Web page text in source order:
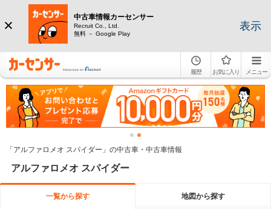
中古車情報カーセンサー
Recruit Co., Ltd.
無料 － Google Play
表示
履歴 お気に入り メニュー
「アルファロメオ スパイダー」の中古車・中古車情報
アルファロメオ スパイダー
一覧から探す 地図から探す